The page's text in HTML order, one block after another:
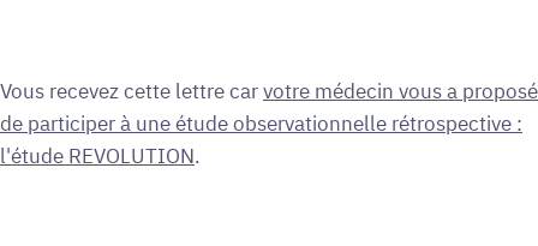
Vous recevez cette lettre carvotre médecin vous a proposé
de participer à une étude observationnelle rétrospective :
l'étude REVOLUTION.